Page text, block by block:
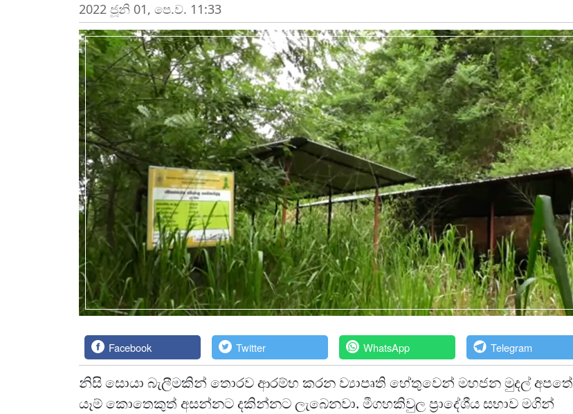
2022 ජූනි 01, පෙ.ව. 11:33
Facebook Twitter WhatsApp Telegram
නිසි සොයා බැලීමකින් තොරව ආරම්භ කරන ව්‍යාපෘති හේතුවෙන් මහජන මුදල් අපතේ
යෑම් කොතෙකුත් අසන්නට දකින්නට ලැබෙනවා. මීගහකිවුල ප්‍රාදේශීය සභාව මගින්